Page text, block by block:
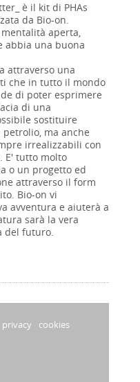
è il kit di PHAs
da Bio-on.
aperta,
abbia una buona
attraverso una
che in tutto il mondo
di poter esprimere
di una
sostituire
ma anche
irrealizzabili con
E' tutto molto
o un progetto ed
attraverso il form
Bio-on vi
avventura e aiuterà a
sarà la vera
del futuro.
privacy
cookies